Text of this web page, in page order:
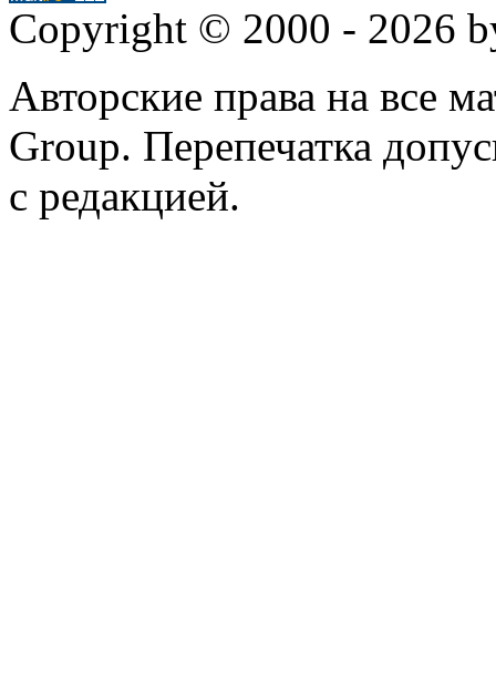
Copyright © 2000 - 2026
Авторские права на все
Group. Перепечатка
с редакцией.